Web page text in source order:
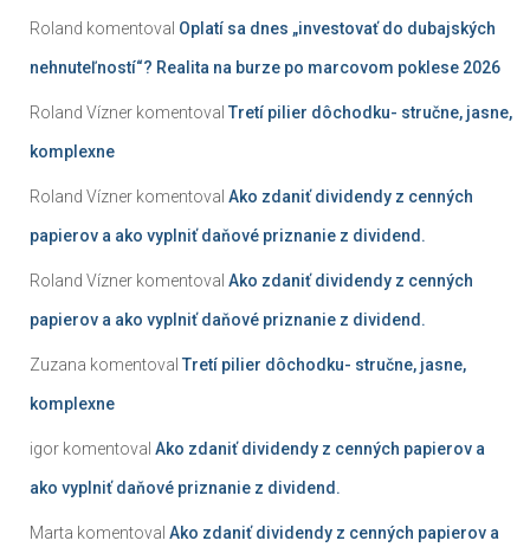
Roland komentoval Oplatí sa dnes „investovať do dubajských
nehnuteľností“? Realita na burze po marcovom poklese 2026
Roland Vízner komentoval Tretí pilier dôchodku- stručne, jasne,
komplexne
Roland Vízner komentoval Ako zdaniť dividendy z cenných
papierov a ako vyplniť daňové priznanie z dividend.
Roland Vízner komentoval Ako zdaniť dividendy z cenných
papierov a ako vyplniť daňové priznanie z dividend.
Zuzana komentoval Tretí pilier dôchodku- stručne, jasne,
komplexne
igor komentoval Ako zdaniť dividendy z cenných papierov a
ako vyplniť daňové priznanie z dividend.
Marta komentoval Ako zdaniť dividendy z cenných papierov a